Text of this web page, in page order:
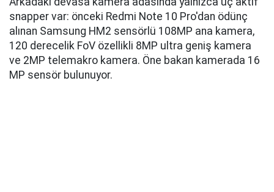
snapper var: önceki Redmi Note 10 Pro'dan ödünç
alınan Samsung HM2 sensörlü 108MP ana kamera,
120 derecelik FoV özellikli 8MP ultra geniş kamera
ve 2MP telemakro kamera. Öne bakan kamerada 16
MP sensör bulunuyor.